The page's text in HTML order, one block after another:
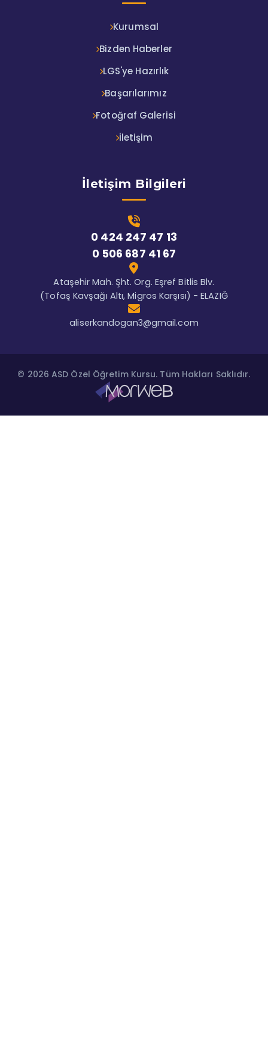
Kurumsal
Bizden Haberler
LGS'ye Hazırlık
Başarılarımız
Fotoğraf Galerisi
İletişim
İletişim Bilgileri
0 424 247 47 13
0 506 687 41 67
Ataşehir Mah. Şht. Org. Eşref Bitlis Blv.
(Tofaş Kavşağı Altı, Migros Karşısı) - ELAZIĞ
aliserkandogan3@gmail.com
© 2026 ASD Özel Öğretim Kursu. Tüm Hakları Saklıdır.